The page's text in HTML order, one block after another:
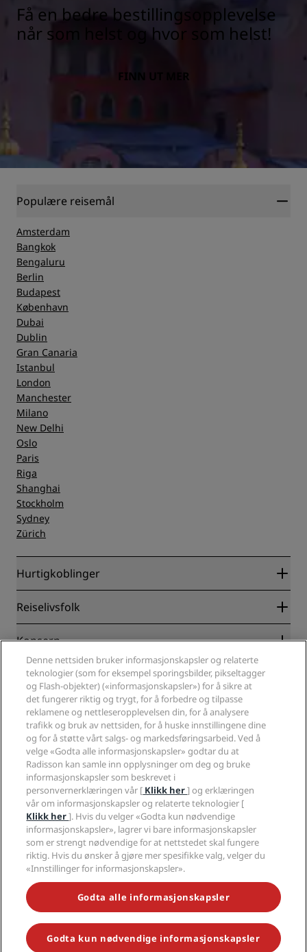
Få en bedre bestillingsopplevelse
når som helst og hvor som helst!
FINN UT MER
Populære reisemål
Amsterdam
Bangkok
Bengaluru
Berlin
Budapest
København
Dubai
Dublin
Gran Canaria
Istanbul
London
Manchester
Milano
New Delhi
Oslo
Paris
Riga
Shanghai
Stockholm
Sydney
Zürich
Hurtigkoblinger
Radisson Rewards
Blog
Nye hoteller og hoteller under utvikling
Radisson Hotels APP
Sportsgodkjente hoteller
Familievennlige hoteller
Helse og sikkerhet
Reiselivsfolk
Partnere
Konsern
Radisson Hotel Group
Presse
Jobb i RHG
Jobb i PPHE
Karriere EHL
The Club by RHG
Utviklingsmuligheter
Ansvarlig virksomhet
Innkjøp
Juridisk
Personvernsenter
Juridisk informasjon
Vilkår og betingelser for Radisson Rewards
Avtale om nettstedsbruk
Digital tilgjengelighet
Erklæring om moderne slaveri
Redegjørelse om våre aktsomhetsvuderinger
Hjelp
Forbrukervarsler
Kontakt
VANLIGE SPØRSMÅL
Sidekart
Sosiale medier
Radisson Hotels-merker
GÅ ALDRI GLIPP AV DE MEST POPULÆRE TILBUDENE VÅRE
© 2026 Radisson Hotel Group.Med enerett. RHG Radisson Hotel
Denne nettsiden bruker informasjonskapsler og relaterte
teknologier (som for eksempel sporingsbilder, pikseltagger
og Flash-objekter) («informasjonskapsler») for å sikre at
det fungerer riktig og trygt, for å forbedre og tilpasse
reklamene og nettleseropplevelsen din, for å analysere
trafikk og bruk av nettsiden, for å huske innstillingene dine
og for å støtte vårt salgs- og markedsføringsarbeid. Ved å
velge «Godta alle informasjonskapsler» godtar du at
Radisson kan samle inn opplysninger om deg og bruke
informasjonskapsler som beskrevet i
personvernerklæringen vår [ Klikk her] og erklæringen
vår om informasjonskapsler og relaterte teknologier [
Klikk her]. Hvis du velger «Godta kun nødvendige
informasjonskapsler», lagrer vi bare informasjonskapsler
som er strengt nødvendige for at nettstedet skal fungere
riktig. Hvis du ønsker å gjøre mer spesifikke valg, velger du
«Innstillinger for informasjonskapsler».
Godta alle informasjonskapsler
Godta kun nødvendige informasjonskapsler